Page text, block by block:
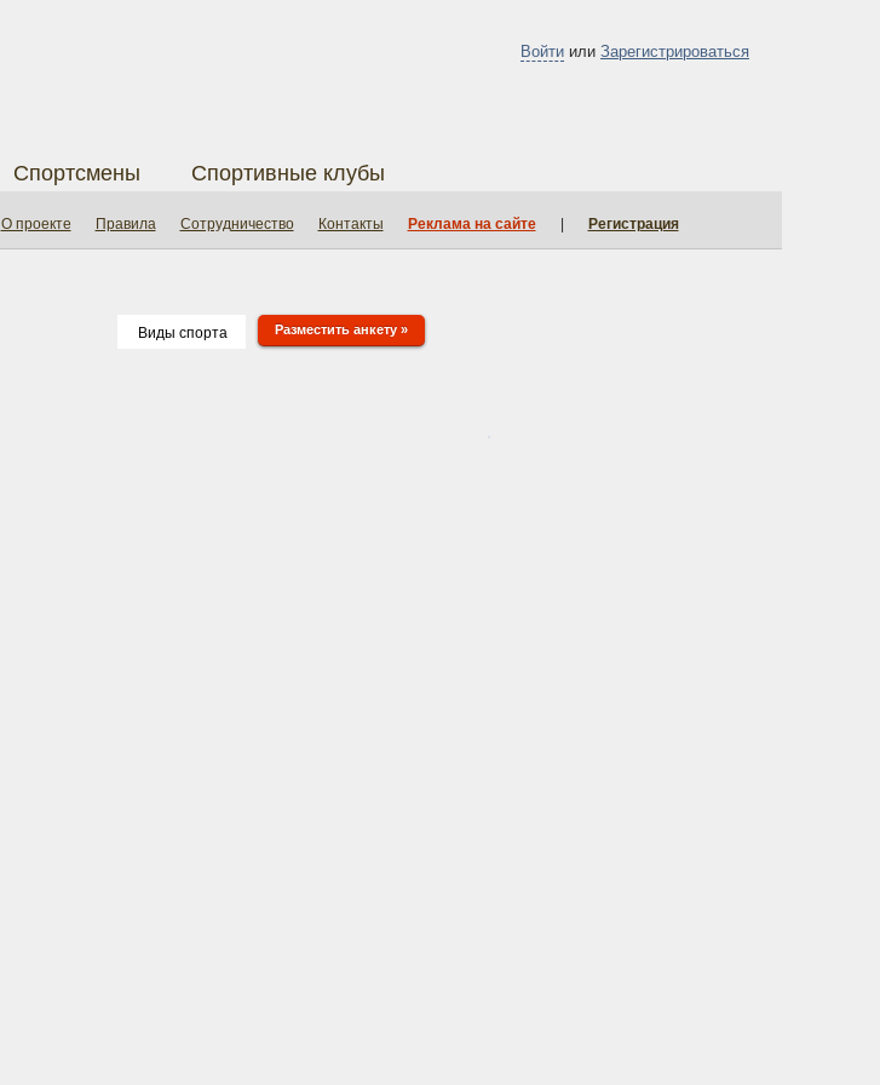
Войти или Зарегистрироваться
Спортсмены Спортивные клубы
О проекте Правила Сотрудничество Контакты Реклама на сайте Регистрация
Разместить анкету »
Виды спорта